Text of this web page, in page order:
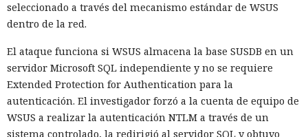
seleccionado a través del mecanismo estándar de WSUS
dentro de la red.
El ataque funciona si WSUS almacena la base SUSDB en un
servidor Microsoft SQL independiente y no se requiere
Extended Protection for Authentication para la
autenticación. El investigador forzó a la cuenta de equipo de
WSUS a realizar la autenticación NTLM a través de un
sistema controlado, la redirigió al servidor SQL y obtuvo